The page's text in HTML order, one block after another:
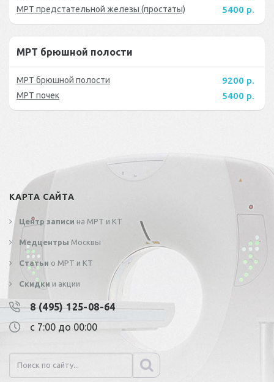
МРТ предстательной железы (простаты) 5400 р.
МРТ брюшной полости
МРТ брюшной полости 9200 р.
МРТ почек 5400 р.
КАРТА САЙТА
Центр записи на МРТ и КТ
Медцентры Москвы
Статьи о МРТ и КТ
Скидки и акции
8 (495) 125-08-64
с 7:00 до 00:00